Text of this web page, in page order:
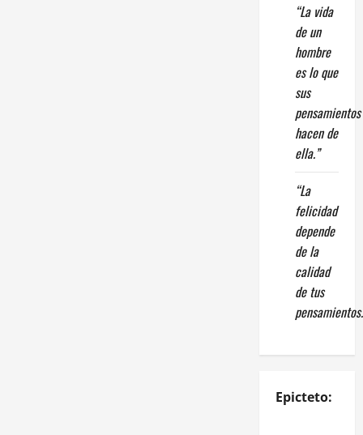
“La vida
de un
hombre
es lo que
sus
pensamientos
hacen de
ella.”
“La
felicidad
depende
de la
calidad
de tus
Epicteto: